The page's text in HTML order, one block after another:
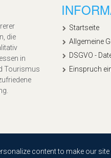
content to make our
die
in
Tourismus
Startseite
Allgemeine
DSGVO -
Einspruch
| Powered byAgendum